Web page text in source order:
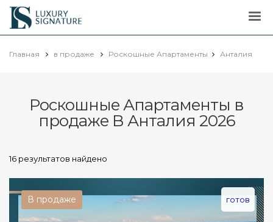
Luxury
Signature
Главная в продаже Роскошные Апартаменты Анталия
Роскошные Апартаменты в
продаже В Анталия 2026
16 результатов найдено
В продаже готов